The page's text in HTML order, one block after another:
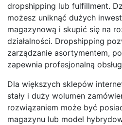
dropshipping lub fulfillment.
możesz uniknąć dużych
magazynową i skupić się na
działalności. Dropshipping
zarządzanie asortymentem,
zapewnia profesjonalną
Dla większych sklepów
stały i duży wolumen
rozwiązaniem może być
magazynu lub model